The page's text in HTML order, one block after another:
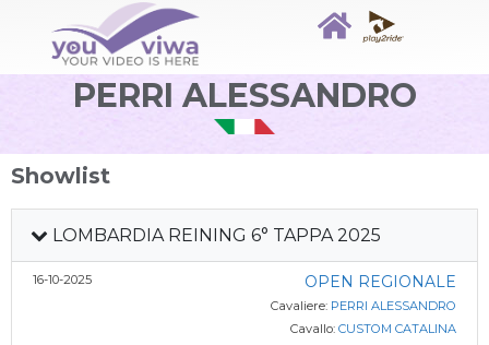
PERRI ALESSANDRO
Showlist
LOMBARDIA REINING 6° TAPPA 2025
16-10-2025 OPEN REGIONALE
Cavaliere: PERRI ALESSANDRO
Cavallo: CUSTOM CATALINA